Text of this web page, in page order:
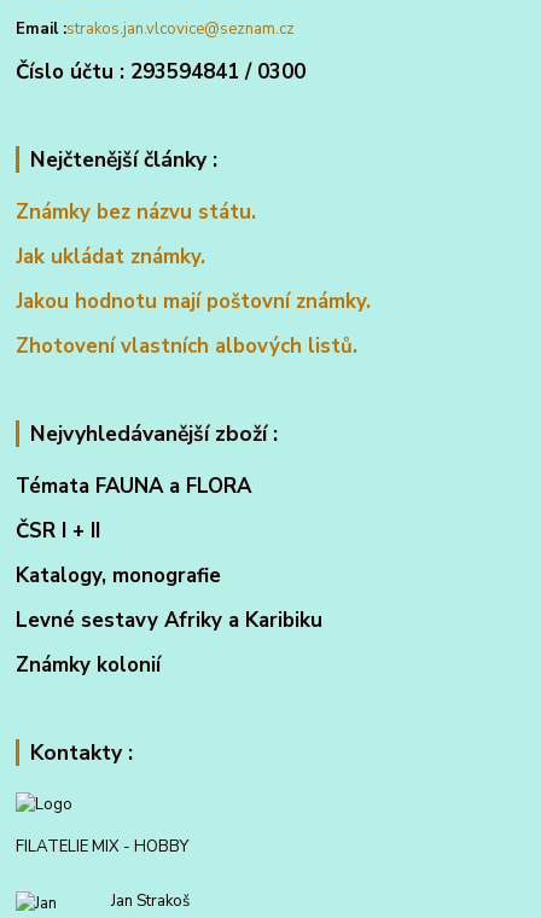
Email :strakos.jan.vlcovice@seznam.cz
Číslo účtu : 293594841 / 0300
Nejčtenější články :
Známky bez názvu státu.
Jak ukládat známky.
Jakou hodnotu mají poštovní známky.
Zhotovení vlastních albových listů.
Nejvyhledávanější zboží :
Témata FAUNA a FLORA
ČSR I + II
Katalogy, monografie
Levné sestavy Afriky a Karibiku
Známky kolonií
Kontakty :
FILATELIE MIX - HOBBY
Jan Strakoš